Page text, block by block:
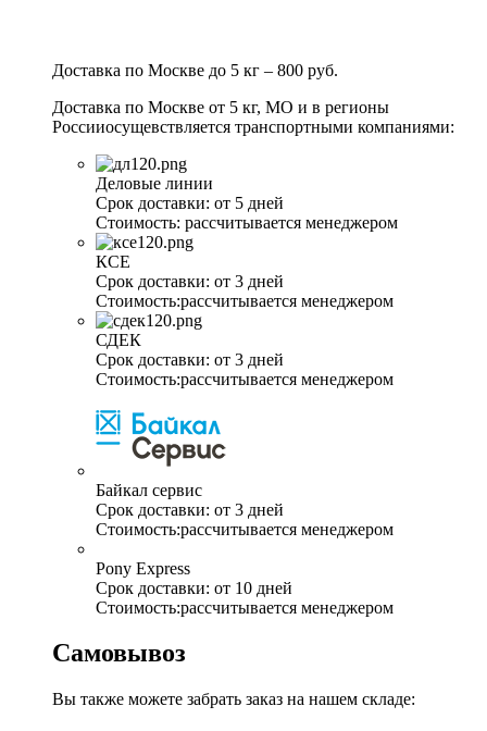
Доставка по Москве до 5 кг – 800 руб.
Доставка по Москве от 5 кг, МО и в регионы
Россииосущевствляется транспортными компаниями:
Деловые линии
Срок доставки: от 5 дней
Стоимость: рассчитывается менеджером
КСЕ
Срок доставки: от 3 дней
Стоимость:рассчитывается менеджером
СДЕК
Срок доставки: от 3 дней
Стоимость:рассчитывается менеджером
Байкал сервис
Срок доставки: от 3 дней
Стоимость:рассчитывается менеджером
Pony Express
Срок доставки: от 10 дней
Стоимость:рассчитывается менеджером
Самовывоз
Вы также можете забрать заказ на нашем складе: